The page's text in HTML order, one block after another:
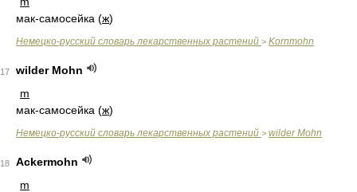
мак-самосейка (ж)
Немецко-русский словарь лекарственных растений > Kornmohn
17
wilder Mohn
m
мак-самосейка (ж)
Немецко-русский словарь лекарственных растений > wilder Mohn
18
Ackermohn
m